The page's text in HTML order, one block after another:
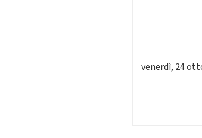
venerdì, 24